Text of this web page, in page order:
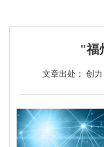
"福
文章出处： 创力